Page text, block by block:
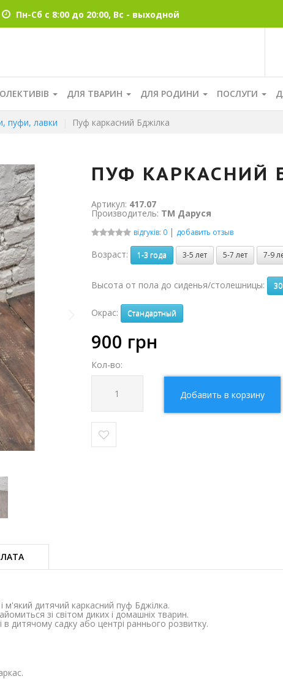
Пн-Сб с 8:00 до 20:00, Вс - выходной
ДЛЯ ТВАРИН ДЛЯ РОДИНИ ПОСЛУГИ
пуфи, лавки Пуф каркасний Бджілка
ПУФ КАРКАСНИЙ
Артикул: 417.07
Производитель: ТМ Даруся
відгуків: 0 | добавить отзыв
Возраст: 1-3 года 3-5 лет 5-7 лет 7-9
Высота от пола до сиденья/столешницы:
Окрас: Стандартный
900 грн
Кол-во:
Добавить в корзину
м'який дитячий каркасний пуф Бджілка.
зі світом диких і домашніх тварин.
дитячому садку або центрі раннього розвитку.